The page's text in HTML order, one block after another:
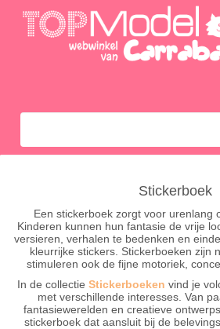
Stickerboek
Een stickerboek zorgt voor urenlang
Kinderen kunnen hun fantasie de vrije
versieren, verhalen te bedenken en
kleurrijke stickers. Stickerboeken zijn
stimuleren ook de fijne motoriek,
In de collectie Stickerboeken vind je
met verschillende interesses. Van
fantasiewerelden en creatieve
stickerboek dat aansluit bij de